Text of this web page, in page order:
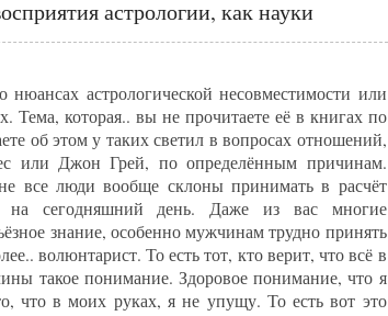
астрологии, как науки
астрологической несовместимости или
Тема, которая.. вы не прочитаете её в книгах по
об этом у таких светил в вопросах отношений,
или Джон Грей, по определённым причинам.
все люди вообще склоны принимать в расчёт
на сегодняшний день. Даже из вас многие
знание, особенно мужчинам трудно принять
волюнтарист. То есть тот, кто верит, что всё в
такое понимание. Здоровое понимание, что я
что в моих руках, я не упущу. То есть вот это